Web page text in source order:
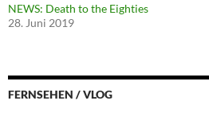
NEWS: Death to the Eighties
28. Juni 2019
FERNSEHEN / VLOG